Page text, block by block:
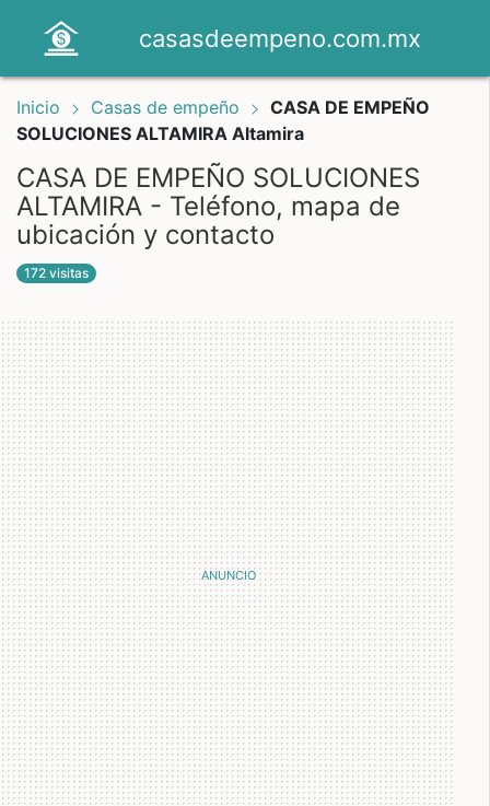
casasdeempeno.com.mx
Inicio Casas de empeño
CASA DE EMPEÑO
SOLUCIONES ALTAMIRA Altamira
CASA DE EMPEÑO SOLUCIONES
ALTAMIRA - Teléfono, mapa de
ubicación y contacto
172 visitas